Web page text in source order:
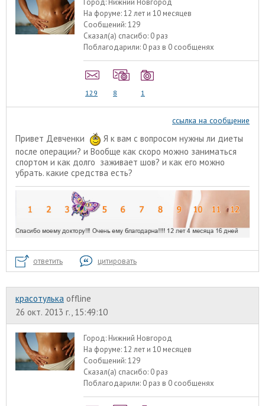
Город: Нижний Новгород
На форуме:12 лет и 10 месяцев
Сообщений:129
Сказал(а) спасибо: 0 раз
Поблагодарили: 0 раз в 0 сообщенях
129 8 1
ссылка на сообщение
Привет Девченки
Я к вам с вопросом нужны ли диеты
после операции? и Вообще как скоро можно заниматься
спортом и как долго заживает шов? и как его можно
убрать. какие средства есть?
ответить цитировать
красотулька offline
26 окт. 2013 г., 15:49:10
Город: Нижний Новгород
На форуме:12 лет и 10 месяцев
Сообщений:129
Сказал(а) спасибо: 0 раз
Поблагодарили: 0 раз в 0 сообщенях